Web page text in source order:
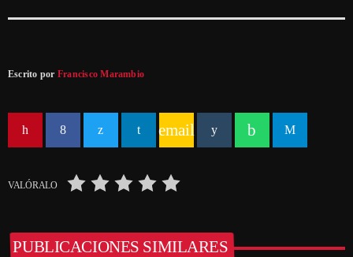
Escrito por Francisco Marambio
email
VALÓRALO
PUBLICACIONES SIMILARES